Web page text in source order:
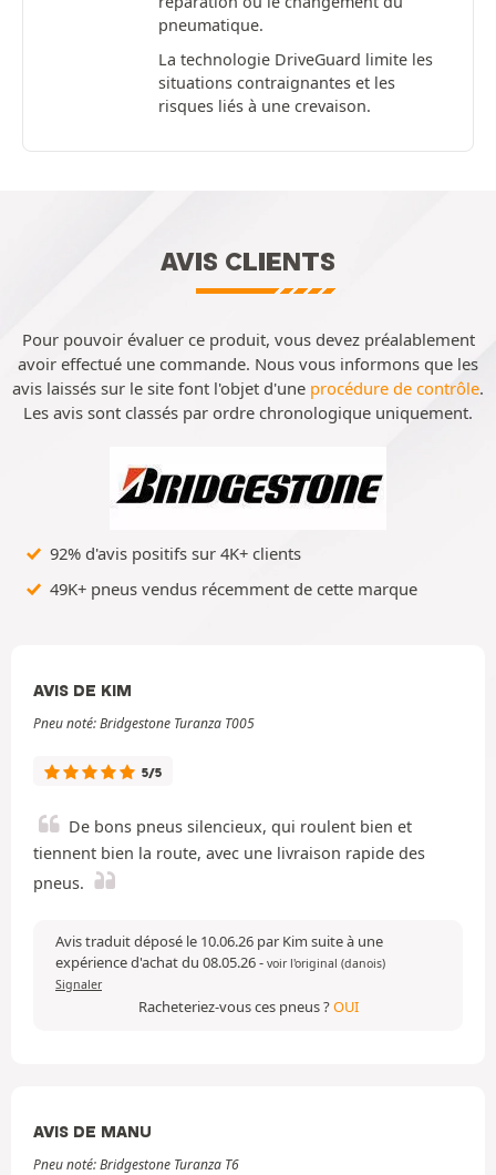
pneumatique.
La technologie DriveGuard limite les
situations contraignantes et les
risques liés à une crevaison.
AVIS CLIENTS
Pour pouvoir évaluer ce produit, vous devez préalablement
avoir effectué une commande. Nous vous informons que les
avis laissés sur le site font l'objet d'une procédure de contrôle.
Les avis sont classés par ordre chronologique uniquement.
92% d'avis positifs sur 4K+ clients
49K+ pneus vendus récemment de cette marque
AVIS DE KIM
Pneu noté: Bridgestone Turanza T005
5/5
De bons pneus silencieux, qui roulent bien et
tiennent bien la route, avec une livraison rapide des
pneus.
Avis traduit déposé le 10.06.26 par Kim suite à une
expérience d'achat du 08.05.26- voir l'original (danois)
Signaler
Racheteriez-vous ces pneus ?OUI
AVIS DE MANU
Pneu noté: Bridgestone Turanza T6